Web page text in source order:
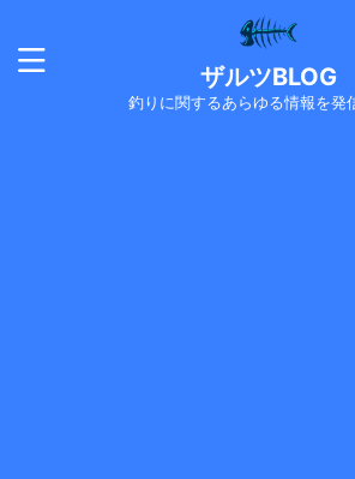
ザルツBLOG
釣りに関するあらゆる情報を発